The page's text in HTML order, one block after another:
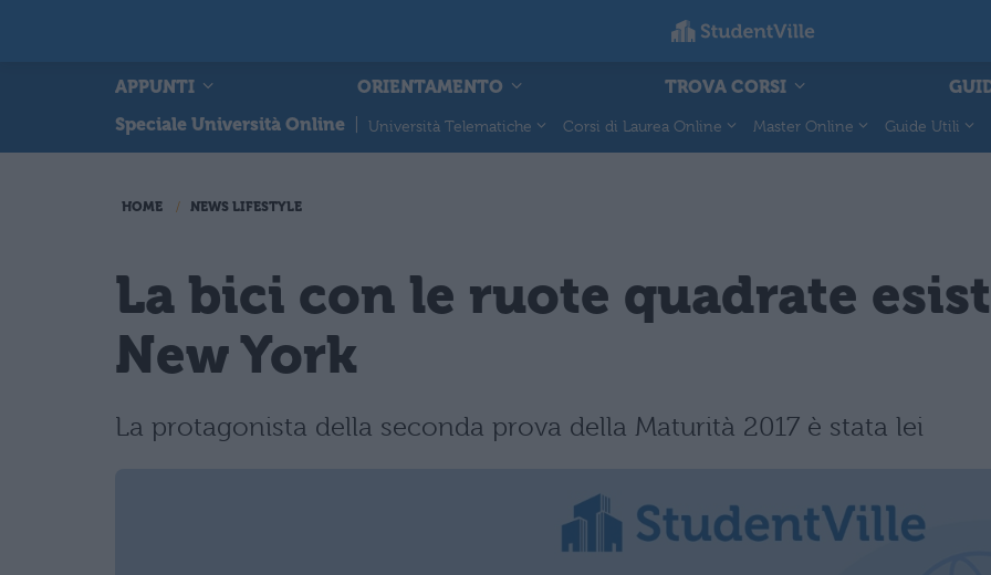
APPUNTI ORIENTAMENTO TROVA CORSI
Speciale Università Online
Università Telematiche Corsi di Laurea Online Master Online Guide Utili
HOME NEWS LIFESTYLE
La bici con le ruote quadrate
New York
La protagonista della seconda prova della Maturità 2017 è stata lei